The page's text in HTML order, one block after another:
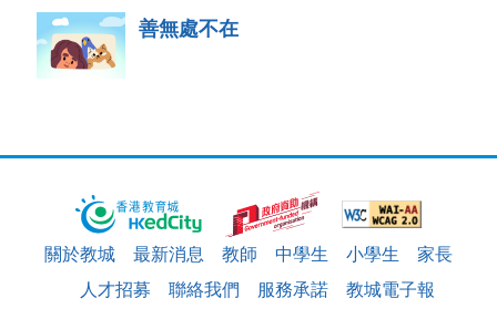
善無處不在
關於教城 最新消息 教師 中學生 小學生
家長
人才招募
聯絡我們 服務承諾 教城電子報